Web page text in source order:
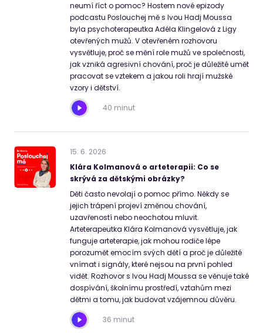
neumí říct o pomoc? Hostem nové epizody
podcastu Poslouchej mě s Ivou Hadj Moussa
byla psychoterapeutka Adéla Klingelová z Ligy
otevřených mužů. V otevřeném rozhovoru
vysvětluje, proč se mění role mužů ve společnosti,
jak vzniká agresivní chování, proč je důležité umět
pracovat se vztekem a jakou roli hrají mužské
vzory i dětství.
40 minut
15. 6. 2026
Klára Kolmanová o arteterapii: Co se
skrývá za dětskými obrázky?
Děti často nevolají o pomoc přímo. Někdy se
jejich trápení projeví změnou chování,
uzavřeností nebo neochotou mluvit.
Arteterapeutka Klára Kolmanová vysvětluje, jak
funguje arteterapie, jak mohou rodiče lépe
porozumět emocím svých dětí a proč je důležité
vnímat i signály, které nejsou na první pohled
vidět. Rozhovor s Ivou Hadj Moussa se věnuje také
dospívání, školnímu prostředí, vztahům mezi
dětmi a tomu, jak budovat vzájemnou důvěru.
36 minut